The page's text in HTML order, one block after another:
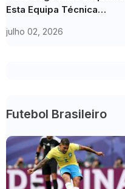
Esta Equipa Técnica
Senegal Após Eliminação
julho 02, 2026
Futebol Brasileiro